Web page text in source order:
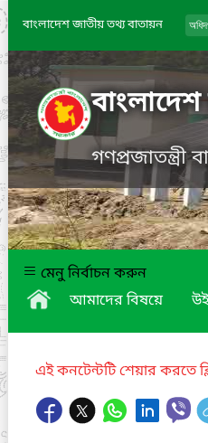
বাংলাদেশ জাতীয় তথ্য বাতায়ন
গণপ্রজাতন্ত্রী
মেনু নির্বাচন করুন
আমাদের বিষয়ে
এই কনটেন্টটি শেয়ার করতে